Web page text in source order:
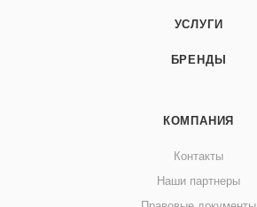
УСЛУГИ
БРЕНДЫ
КОМПАНИЯ
Контакты
Наши партнеры